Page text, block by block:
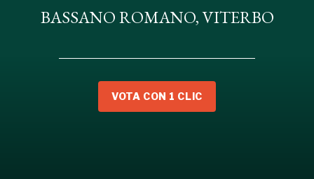
BASSANO ROMANO, VITERBO
VOTA CON 1 CLIC